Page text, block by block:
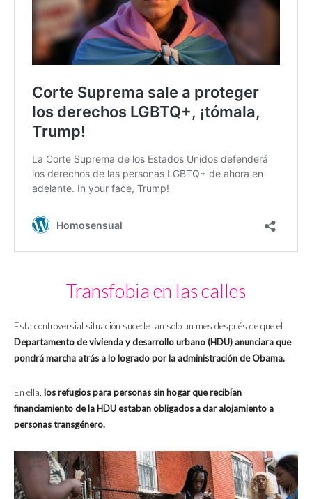
Transfobia en las calles
Esta controversial situación sucede tan solo un mes después de que el
Departamento de vivienda y desarrollo urbano (HDU) anunciara que
pondrá marcha atrás a lo logrado por la administración de Obama.
En ella, los refugios para personas sin hogar que recibían
financiamiento de la HDU estaban obligados a dar alojamiento a
personas transgénero.